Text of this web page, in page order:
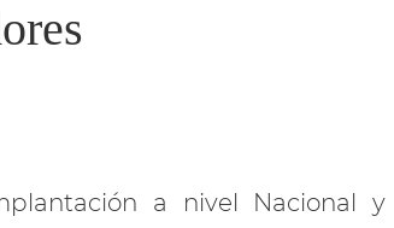
a nivel Nacional